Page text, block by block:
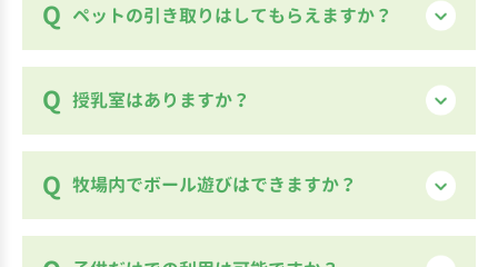
高速道路の高架下をくぐってしまうと、駐車
スペースはございませんので注意してくださ
い。
守っていただくルール
・場内ではケージに入れるか必ずリードを
付けてください。（伸縮式リードやロング
・糞は飼い主が責任を持って処理し、お持
ち帰りください。
・水道から直接ペットに水を飲ませる行為
らご予約ください。
必ずご予約をお願いします。（平日も応相
談）
開催する場合は必ず事前にお問い合わせく
ださい。条件によっては施設利用料をお願
撮影会を目的として無断利用をスタッフが
見つけた場合は20,000円を請求する場合も
ございます。
商業撮影の料金について詳しくはこちらを
ペットの引き取りはしてもらえますか？
お受けできません。自作ポスター等のみど
うぶつ広場にて掲示させていただくことは
ただし、その後の交渉などは当事者同士の
一切関与いたしません。
授乳室はありますか？
はい。ゲストハウス一階にございます。お気
軽にご利用ください。
牧場内でボール遊びはできますか？